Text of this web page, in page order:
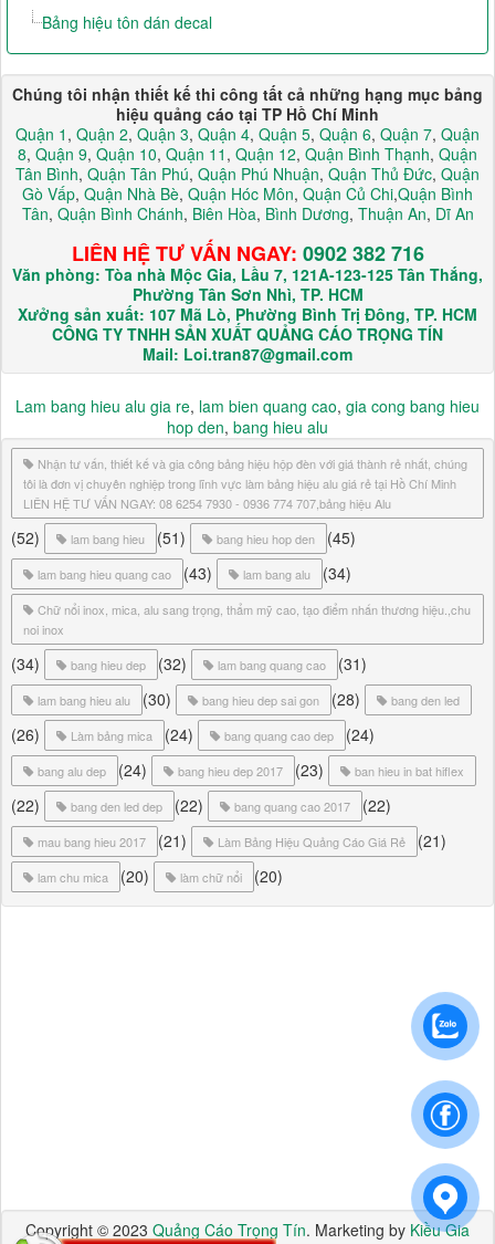
Bảng hiệu tôn dán decal
Chúng tôi nhận thiết kế thi công tất cả những hạng mục bảng
hiệu quảng cáo tại TP Hồ Chí Minh
Quận 1 , Quận 2, Quận 3, Quận 4, Quận 5, Quận 6, Quận 7, Quận
8, Quận 9, Quận 10, Quận 11 , Quận 12, Quận Bình Thạnh, Quận
Tân Bình, Quận Tân Phú, Quận Phú Nhuận, Quận Thủ Đức, Quận
Gò Vấp, Quận Nhà Bè, Quận Hóc Môn, Quận Củ Chi,Quận Bình
Tân, Quận Bình Chánh, Biên Hòa, Bình Dương, Thuận An, Dĩ An
LIÊN HỆ TƯ VẤN NGAY: 0902 382 716
Văn phòng: Tòa nhà Mộc Gia, Lầu 7, 121A-123-125 Tân Thắng,
Phường Tân Sơn Nhì, TP. HCM
Xưởng sản xuất: 107 Mã Lò, Phường Bình Trị Đông, TP. HCM
CÔNG TY TNHH SẢN XUẤT QUẢNG CÁO TRỌNG TÍN
Mail: Loi.tran87@gmail.com
Lam bang hieu alu gia re, lam bien quang cao, gia cong bang hieu
hop den, bang hieu alu
Nhận tư vấn, thiết kế và gia công bảng hiệu hộp đèn với giá thành rẻ nhất, chúng
tôi là đơn vị chuyên nghiệp trong lĩnh vực làm bảng hiệu alu giá rẻ tại Hồ Chí Minh
LIÊN HỆ TƯ VẤN NGAY: 08 6254 7930 - 0936 774 707,bảng hiệu Alu
(52) lam bang hieu (51) bang hieu hop den (45)
lam bang hieu quang cao (43) lam bang alu (34)
Chữ nổi inox, mica, alu sang trọng, thẩm mỹ cao, tạo điểm nhấn thương hiệu.,chu
noi inox
(34) bang hieu dep (32) lam bang quang cao (31)
lam bang hieu alu (30) bang hieu dep sai gon (28) bang den led
(26) Làm bảng mica (24) bang quang cao dep (24)
bang alu dep (24) bang hieu dep 2017 (23) ban hieu in bat hiflex
(22) bang den led dep (22) bang quang cao 2017 (22)
mau bang hieu 2017 (21) Làm Bảng Hiệu Quảng Cáo Giá Rẻ (21)
lam chu mica (20) làm chữ nổi (20)
Copyright © 2023 Quảng Cáo Trọng Tín. Marketing by Kiều Gia